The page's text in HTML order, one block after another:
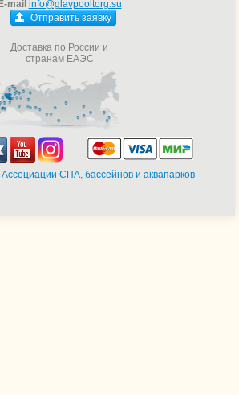
E-mail info@glavpooltorg.su
Отправить заявку
Доставка по России и
странам ЕАЭС
СПА, бассейнов и аквапарков